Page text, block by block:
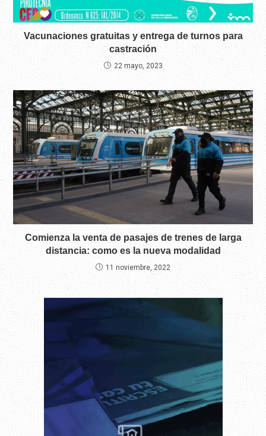
Vacunaciones gratuitas y entrega de turnos para
castración
22 mayo, 2023
Comienza la venta de pasajes de trenes de larga
distancia: como es la nueva modalidad
11 noviembre, 2022